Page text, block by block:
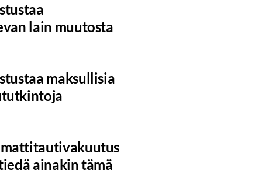
lain muutosta
maksullisia
ainakin tämä